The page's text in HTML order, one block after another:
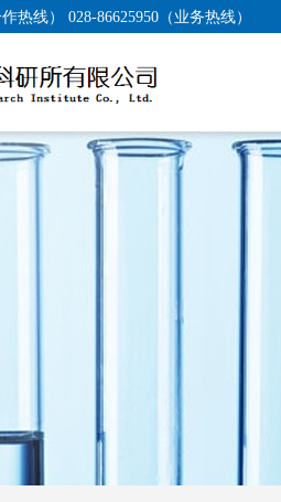
热线） 028-86625950（业务热线）